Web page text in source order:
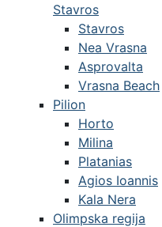
Stavros
Stavros
Nea Vrasna
Asprovalta
Vrasna Beach
Pilion
Horto
Milina
Platanias
Agios Ioannis
Kala Nera
Olimpska regija